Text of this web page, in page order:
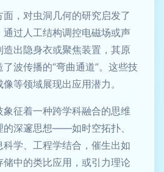
，对虫洞几何的研究启发了
通过人工结构调控电磁场或声
出隐身衣或聚焦装置，其原
波传播的“弯曲通道”。这些技
等领域展现出应用潜力。
征着一种跨学科融合的思维
的深邃思想——如时空拓扑、
学、工程学结合，催生出如
中的类比应用，或引力理论